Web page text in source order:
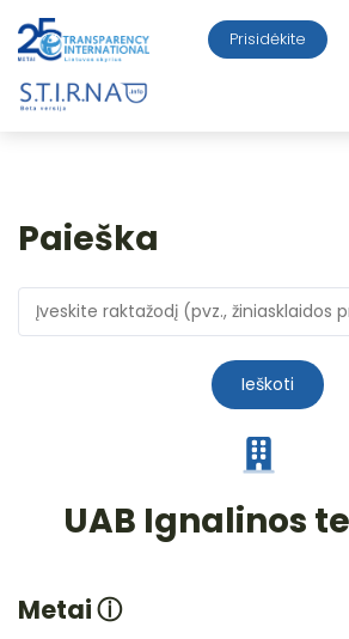
Prisidėkite
Paieška
Ieškoti
UAB Ignalinos
Metaiⓘ